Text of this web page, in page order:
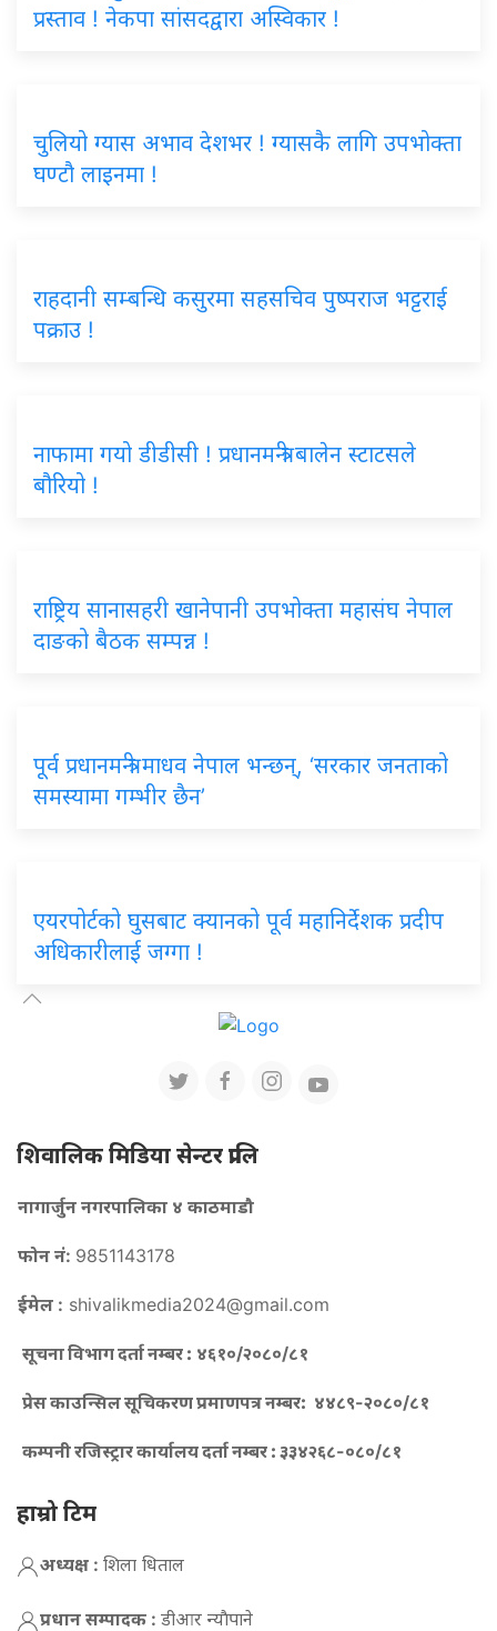
प्रस्ताव ! नेकपा सांसदद्वारा अस्विकार !
चुलियो ग्यास अभाव देशभर ! ग्यासकै लागि उपभोक्ता
घण्टौ लाइनमा !
राहदानी सम्बन्धि कसुरमा सहसचिव पुष्पराज भट्टराई
पक्राउ !
नाफामा गयो डीडीसी ! प्रधानमन्त्री बालेन स्टाटसले
बौरियो !
राष्ट्रिय सानासहरी खानेपानी उपभोक्ता महासंघ नेपाल
दाङको बैठक सम्पन्न !
पूर्व प्रधानमन्त्री माधव नेपाल भन्छन्, ‘सरकार जनताको
समस्यामा गम्भीर छैन’
एयरपोर्टको घुसबाट क्यानको पूर्व महानिर्देशक प्रदीप
अधिकारीलाई जग्गा !
शिवालिक मिडिया सेन्टर प्रालि
नागार्जुन नगरपालिका ४ काठमाडौ
फोन नं: 9851143178
ईमेल : shivalikmedia2024@gmail.com
सूचना विभाग दर्ता नम्बर : ४६१०/२०८०/८१
प्रेस काउन्सिल सूचिकरण प्रमाणपत्र नम्बर: ४४८९-२०८०/८१
कम्पनी रजिस्ट्रार कार्यालय दर्ता नम्बर : ३३४२६८-०८०/८१
हाम्रो टिम
अध्यक्ष : शिला धिताल
प्रधान सम्पादक : डीआर न्याैपाने